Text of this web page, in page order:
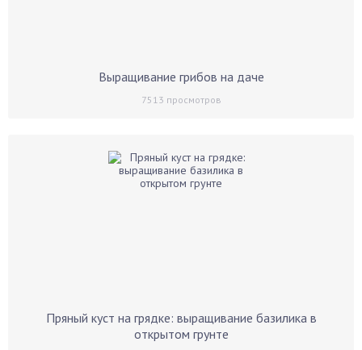
Выращивание грибов на даче
7513 просмотров
Пряный куст на грядке: выращивание базилика в
открытом грунте